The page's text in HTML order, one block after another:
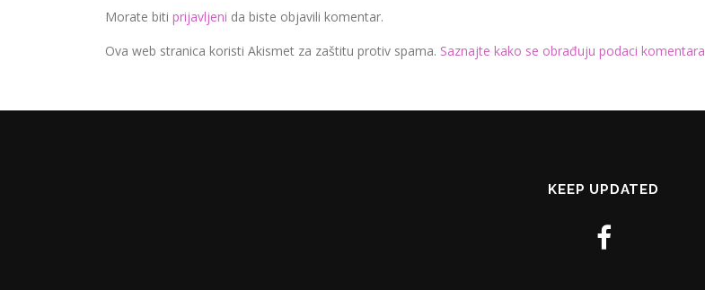
Morate biti prijavljeni da biste objavili komentar.
Ova web stranica koristi Akismet za zaštitu protiv spama. Saznajte kako se obrađuju podaci komentara
KEEP UPDATED